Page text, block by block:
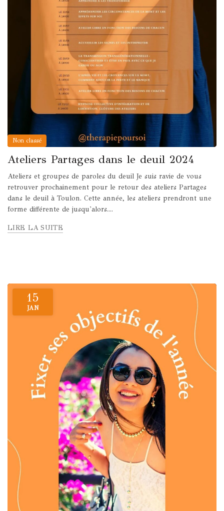
Non classé
Ateliers Partages dans le deuil 2024
Ateliers et groupes de paroles du deuil Je suis ravie de vous
retrouver prochainement pour le retour des ateliers Partages
dans le deuil à Toulon. Cette année, les ateliers prendront une
forme différente de jusqu'alors....
LIRE LA SUITE
15
JAN